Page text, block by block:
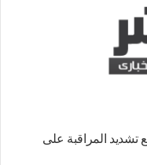
تشديد المراقبة على